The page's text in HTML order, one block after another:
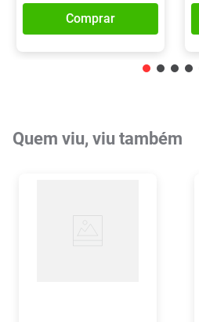
Comprar
Quem viu, viu também